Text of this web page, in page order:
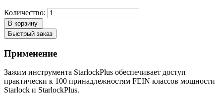
Количество:
В корзину
Быстрый заказ
Применение
Зажим инструмента StarlockPlus обеспечивает доступ
практически к 100 принадлежностям FEIN классов мощности
Starlock и StarlockPlus.